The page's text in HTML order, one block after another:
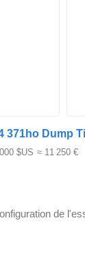
$US ≈ 11 250 €
de